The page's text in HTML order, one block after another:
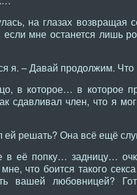
на глазах возвращая
мне останется лишь
я. – Давай продолжим. Что
в которое… в которое
сдавливал член, что я
ей решать? Она всё ещё
попку… задницу…
что боится такого
вашей любовницей?